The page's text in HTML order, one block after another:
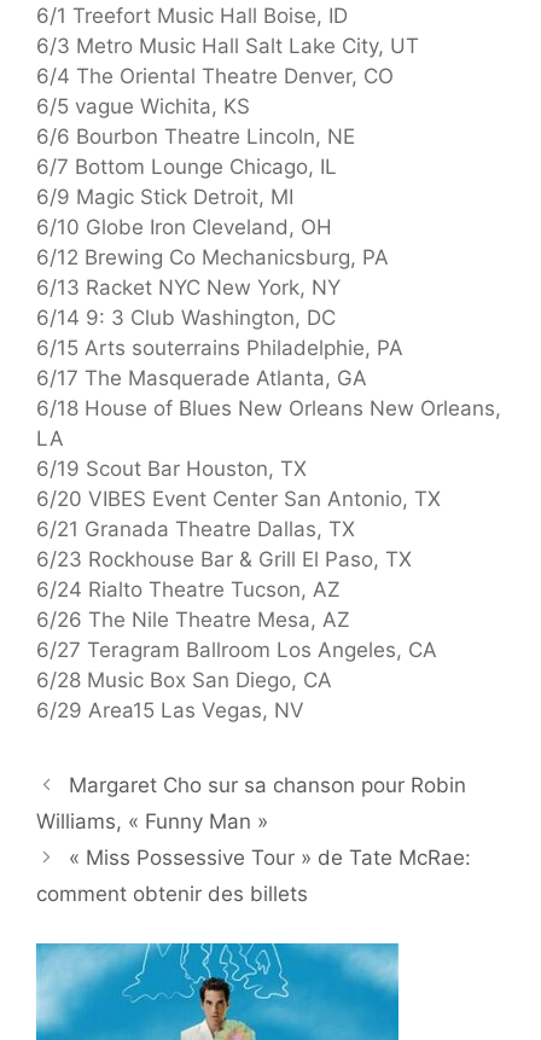
6/1 Treefort Music Hall Boise, ID
6/3 Metro Music Hall Salt Lake City, UT
6/4 The Oriental Theatre Denver, CO
6/5 vague Wichita, KS
6/6 Bourbon Theatre Lincoln, NE
6/7 Bottom Lounge Chicago, IL
6/9 Magic Stick Detroit, MI
6/10 Globe Iron Cleveland, OH
6/12 Brewing Co Mechanicsburg, PA
6/13 Racket NYC New York, NY
6/14 9: 3 Club Washington, DC
6/15 Arts souterrains Philadelphie, PA
6/17 The Masquerade Atlanta, GA
6/18 House of Blues New Orleans New Orleans,
LA
6/19 Scout Bar Houston, TX
6/20 VIBES Event Center San Antonio, TX
6/21 Granada Theatre Dallas, TX
6/23 Rockhouse Bar & Grill El Paso, TX
6/24 Rialto Theatre Tucson, AZ
6/26 The Nile Theatre Mesa, AZ
6/27 Teragram Ballroom Los Angeles, CA
6/28 Music Box San Diego, CA
6/29 Area15 Las Vegas, NV
Margaret Cho sur sa chanson pour Robin
Williams, « Funny Man »
« Miss Possessive Tour » de Tate McRae:
comment obtenir des billets